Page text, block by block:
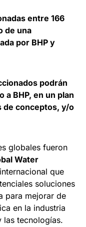
entre 166
de una
por BHP y
podrán
BHP, en un plan
de conceptos, y/o
globales fueron
Water
que
soluciones
para mejorar de
en la industria
las tecnologías.